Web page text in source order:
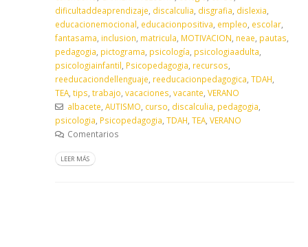
dificultaddeaprendizaje discalculia disgrafia dislexia
educacionemocional educacionpositiva empleo escolar
fantasama inclusion matricula MOTIVACION neae pautas
pedagogia pictograma psicología psicologiaadulta
psicologiainfantil Psicopedagogia recursos
reeducaciondellenguaje reeducacionpedagogica TDAH
TEA tips trabajo vacaciones vacante VERANO
albacete AUTISMO curso discalculia pedagogia
psicologia Psicopedagogia TDAH TEA VERANO
Comentarios
LEER MÁS